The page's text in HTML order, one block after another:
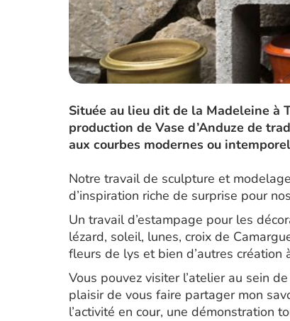
Située au lieu dit de la Madeleine à
production de Vase d’Anduze de
aux courbes modernes ou
Notre travail de sculpture et
d’inspiration riche de surprise pour
Un travail d’estampage pour les
lézard, soleil, lunes, croix de
fleurs de lys et bien d’autres création
Vous pouvez visiter l’atelier au sein
plaisir de vous faire partager mon
l’activité en cour, une démonstration